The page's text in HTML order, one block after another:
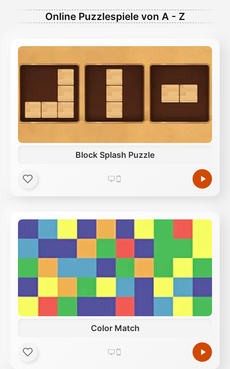
Online Puzzlespiele von A - Z
Block Splash Puzzle
Color Match